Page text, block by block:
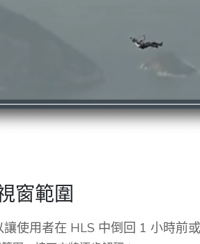
窗範圍
使用者在 HLS 中倒回 1 小時前